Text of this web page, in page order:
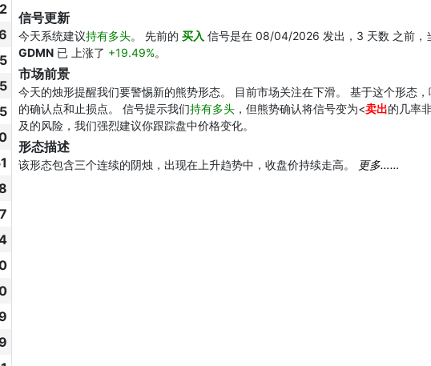
信号更新
今天系统建议持有多头。 先前的 买入 信号是在 08/04/2026 发出，3 天数 之前，
GDMN 已 上涨了 +19.49%。
市场前景
今天的烛形提醒我们要警惕新的熊势形态。 目前市场关注在下滑。 基于这个形态
的确认点和止损点。 信号提示我们持有多头 ，但熊势确认将信号变为<卖出的几率
及的风险，我们强烈建议你跟踪盘中价格变化。
形态描述
该形态包含三个连续的阴烛，出现在上升趋势中，收盘价持续走高。 更多……